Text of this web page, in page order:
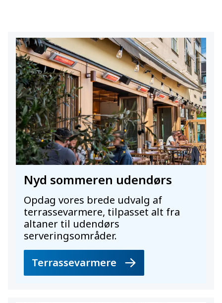
Nyd sommeren udendørs
Opdag vores brede udvalg af
terrassevarmere, tilpasset alt fra
altaner til udendørs
serveringsområder.
Terrassevarmere